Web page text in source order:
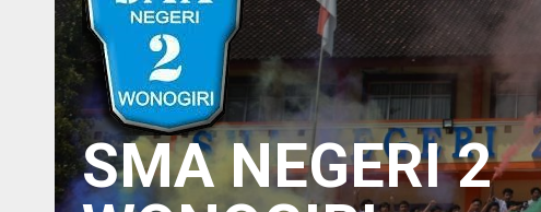
SMA NEGERI 2